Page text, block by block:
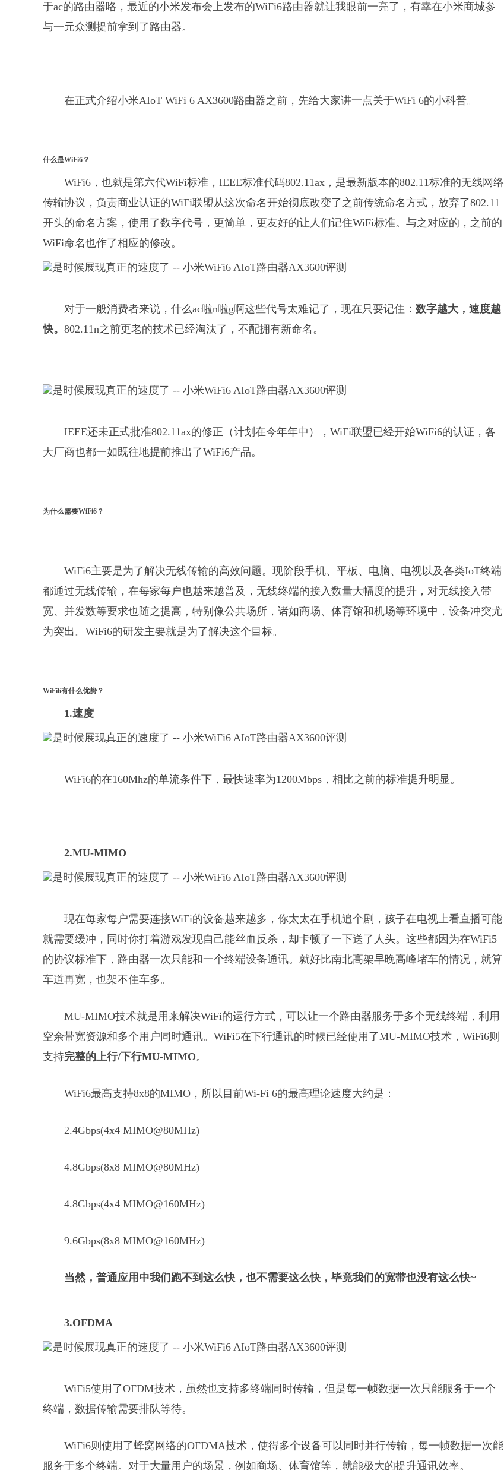
于ac的路由器咯，最近的小米发布会上发布的WiFi6路由器就让我眼前一亮了，有幸在小米商城参
与一元众测提前拿到了路由器。
在正式介绍小米AIoT WiFi 6 AX3600路由器之前，先给大家讲一点关于WiFi 6的小科普。
什么是WiFi6？
WiFi6，也就是第六代WiFi标准，IEEE标准代码802.11ax，是最新版本的802.11标准的无线网络
传输协议，负责商业认证的WiFi联盟从这次命名开始彻底改变了之前传统命名方式，放弃了802.11
开头的命名方案，使用了数字代号，更简单，更友好的让人们记住WiFi标准。与之对应的，之前的
WiFi命名也作了相应的修改。
对于一般消费者来说，什么ac啦n啦g啊这些代号太难记了，现在只要记住： 数字越大，速度越
快。 802.11n之前更老的技术已经淘汰了，不配拥有新命名。
IEEE还未正式批准802.11ax的修正（计划在今年年中），WiFi联盟已经开始WiFi6的认证，各
大厂商也都一如既往地提前推出了WiFi6产品。
为什么需要WiFi6？
WiFi6主要是为了解决无线传输的高效问题。现阶段手机、平板、电脑、电视以及各类IoT终端
都通过无线传输，在每家每户也越来越普及，无线终端的接入数量大幅度的提升，对无线接入带
宽、并发数等要求也随之提高，特别像公共场所，诸如商场、体育馆和机场等环境中，设备冲突尤
为突出。WiFi6的研发主要就是为了解决这个目标。
WiFi6有什么优势？
1.速度
WiFi6的在160Mhz的单流条件下，最快速率为1200Mbps，相比之前的标准提升明显。
2.MU-MIMO
现在每家每户需要连接WiFi的设备越来越多，你太太在手机追个剧，孩子在电视上看直播可能
就需要缓冲，同时你打着游戏发现自己能丝血反杀，却卡顿了一下送了人头。这些都因为在WiFi5
的协议标准下，路由器一次只能和一个终端设备通讯。就好比南北高架早晚高峰堵车的情况，就算
车道再宽，也架不住车多。
MU-MIMO技术就是用来解决WiFi的运行方式，可以让一个路由器服务于多个无线终端，利用
空余带宽资源和多个用户同时通讯。WiFi5在下行通讯的时候已经使用了MU-MIMO技术，WiFi6则
支持完整的上行/下行MU-MIMO。
WiFi6最高支持8x8的MIMO，所以目前Wi-Fi 6的最高理论速度大约是：
2.4Gbps(4x4 MIMO@80MHz)
4.8Gbps(8x8 MIMO@80MHz)
4.8Gbps(4x4 MIMO@160MHz)
9.6Gbps(8x8 MIMO@160MHz)
当然，普通应用中我们跑不到这么快，也不需要这么快，毕竟我们的宽带也没有这么快~
3.OFDMA
WiFi5使用了OFDM技术，虽然也支持多终端同时传输，但是每一帧数据一次只能服务于一个
终端，数据传输需要排队等待。
WiFi6则使用了蜂窝网络的OFDMA技术，使得多个设备可以同时并行传输，每一帧数据一次能
服务于多个终端。对于大量用户的场景，例如商场、体育馆等，就能极大的提升通讯效率。